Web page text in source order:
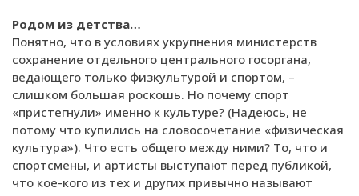
Родом из детства…
Понятно, что в условиях укрупнения министерств
сохранение отдельного центрального госоргана,
ведающего только физкультурой и спортом, –
слишком большая роскошь. Но почему спорт
«пристегнули» именно к культуре? (Надеюсь, не
потому что купились на словосочетание «физическая
культура»). Что есть общего между ними? То, что и
спортсмены, и артисты выступают перед публикой,
что кое-кого из тех и других привычно называют